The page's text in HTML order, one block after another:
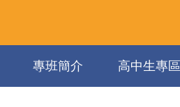
專班簡介 高中生專區